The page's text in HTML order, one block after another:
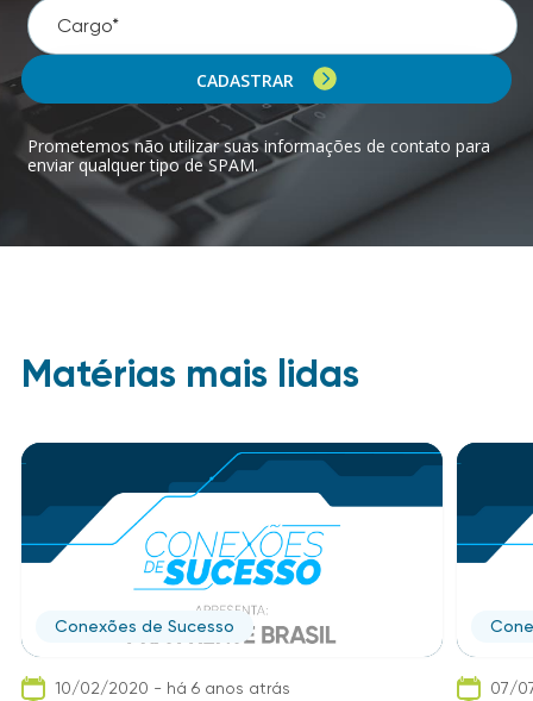
CADASTRAR
Prometemos não utilizar suas informações de contato para
enviar qualquer tipo de SPAM.
Matérias mais lidas
Conexões de Sucesso
10/02/2020 - há 6 anos atrás
07/